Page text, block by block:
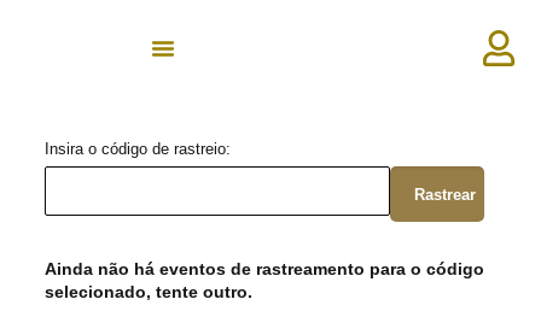
Insira o código de rastreio:
Rastrear
Ainda não há eventos de rastreamento para o código
selecionado, tente outro.